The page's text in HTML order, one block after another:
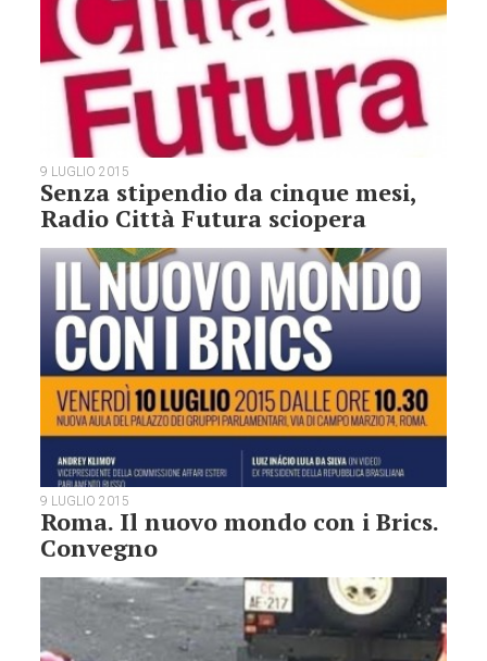
9 LUGLIO 2015
Senza stipendio da cinque mesi,
Radio Città Futura sciopera
9 LUGLIO 2015
Roma. Il nuovo mondo con i Brics.
Convegno